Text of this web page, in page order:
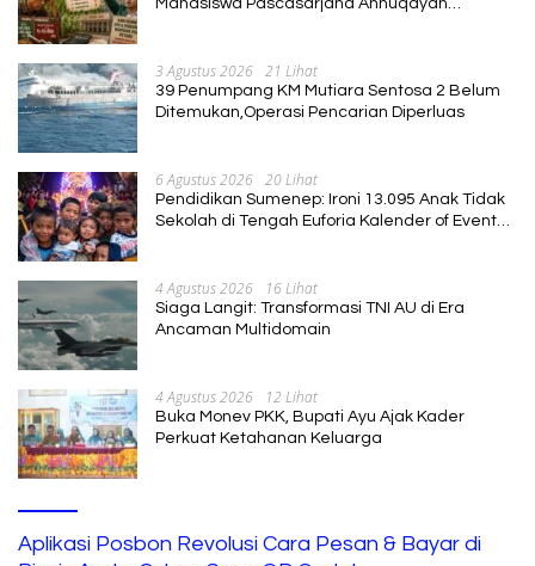
Mahasiswa Pascasarjana Annuqayah
3 Agustus 2026 21 Lihat
39 Penumpang KM Mutiara Sentosa 2 Belum
Ditemukan,Operasi Pencarian Diperluas
6 Agustus 2026 20 Lihat
Pendidikan Sumenep: Ironi 13.095 Anak Tidak
Sekolah di Tengah Euforia Kalender of Event
4 Agustus 2026 16 Lihat
Siaga Langit: Transformasi TNI AU di Era
Ancaman Multidomain
4 Agustus 2026 12 Lihat
Buka Monev PKK, Bupati Ayu Ajak Kader
Perkuat Ketahanan Keluarga
Aplikasi Posbon Revolusi Cara Pesan & Bayar di